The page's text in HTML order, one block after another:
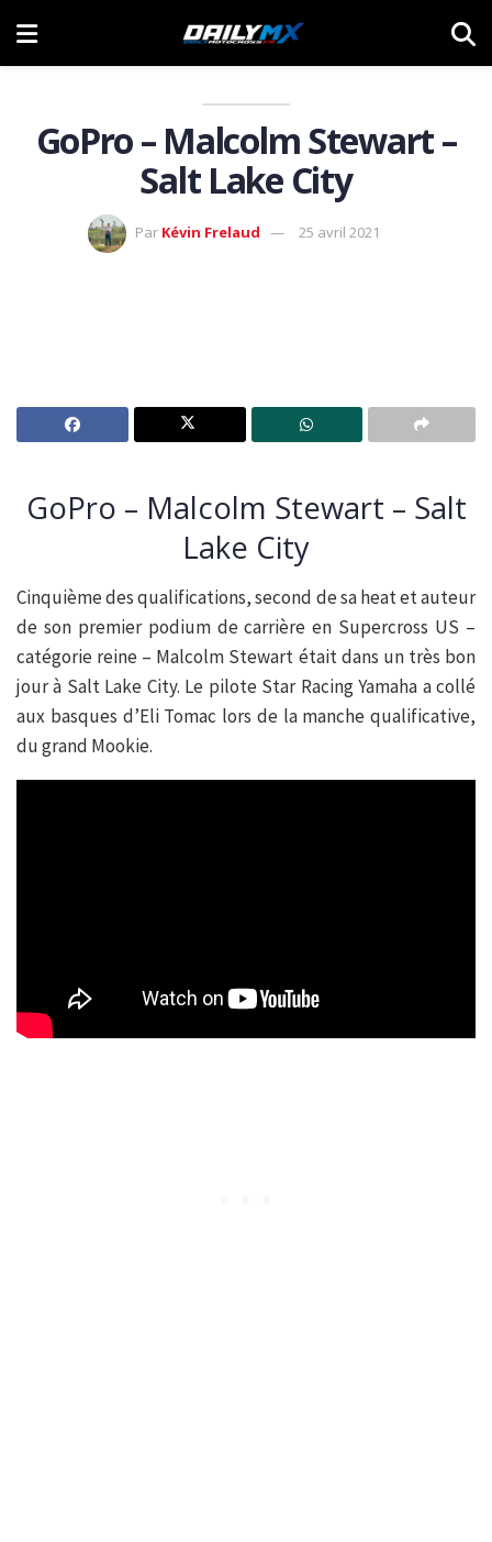
GoPro – Malcolm Stewart –
Salt Lake City
Par Kévin Frelaud 25 avril 2021
GoPro – Malcolm Stewart – Salt
Lake City
Cinquième des qualifications, second de sa heat et auteur
de son premier podium de carrière en Supercross US –
catégorie reine – Malcolm Stewart était dans un très bon
jour à Salt Lake City. Le pilote Star Racing Yamaha a collé
aux basques d’Eli Tomac lors de la manche qualificative,
du grand Mookie.